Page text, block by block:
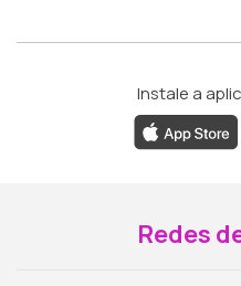
Instale a
Redes